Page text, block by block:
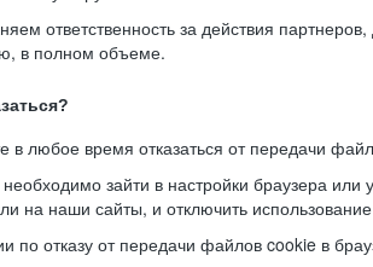
ответственность за действия
в полном объеме.
в любое время отказаться от передачи
зайти в настройки браузера или
на наши сайты, и отключить
по отказу от передачи файлов cookie в